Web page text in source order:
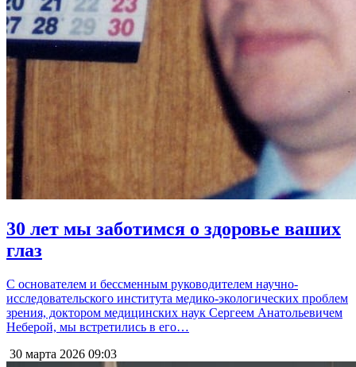
30 лет мы заботимся о здоровье ваших
глаз
С основателем и бессменным руководителем научно-
исследовательского института медико-экологических проблем
зрения, доктором медицинских наук Сергеем Анатольевичем
Неберой, мы встретились в его…
30 марта 2026 09:03